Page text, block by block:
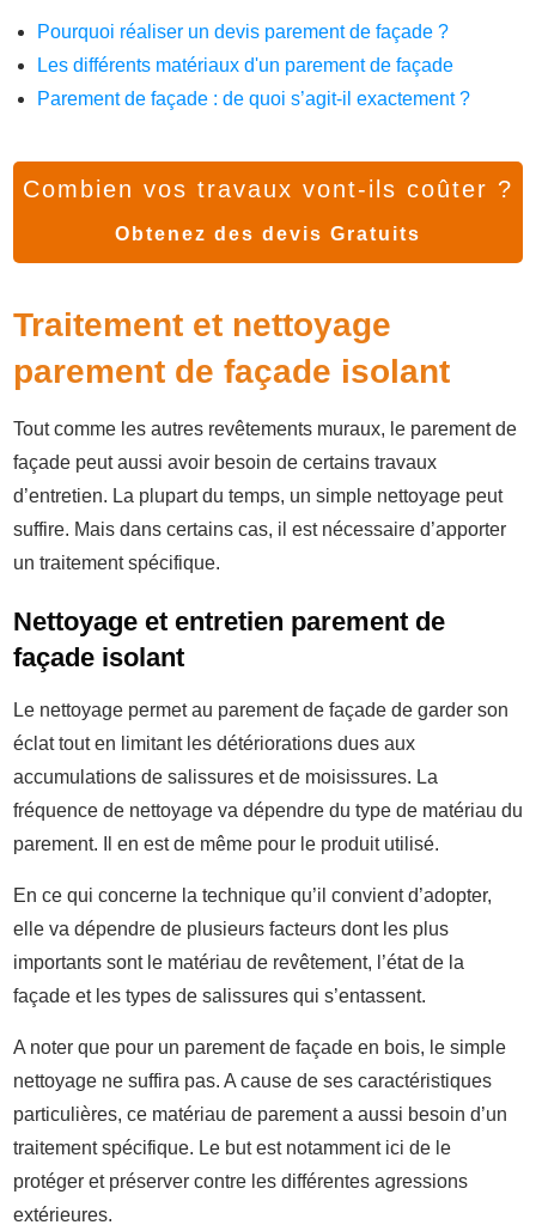
Pourquoi réaliser un devis parement de façade ?
Les différents matériaux d'un parement de façade
Parement de façade : de quoi s’agit-il exactement ?
Combien vos travaux vont-ils coûter ?
Obtenez des devis Gratuits
Traitement et nettoyage
parement de façade isolant
Tout comme les autres revêtements muraux, le parement de
façade peut aussi avoir besoin de certains travaux
d’entretien. La plupart du temps, un simple nettoyage peut
suffire. Mais dans certains cas, il est nécessaire d’apporter
un traitement spécifique.
Nettoyage et entretien parement de
façade isolant
Le nettoyage permet au parement de façade de garder son
éclat tout en limitant les détériorations dues aux
accumulations de salissures et de moisissures. La
fréquence de nettoyage va dépendre du type de matériau du
parement. Il en est de même pour le produit utilisé.
En ce qui concerne la technique qu’il convient d’adopter,
elle va dépendre de plusieurs facteurs dont les plus
importants sont le matériau de revêtement, l’état de la
façade et les types de salissures qui s’entassent.
A noter que pour un parement de façade en bois, le simple
nettoyage ne suffira pas. A cause de ses caractéristiques
particulières, ce matériau de parement a aussi besoin d’un
traitement spécifique. Le but est notamment ici de le
protéger et préserver contre les différentes agressions
extérieures.